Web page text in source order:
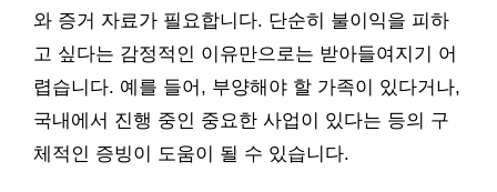
와 증거 자료가 필요합니다. 단순히 불이익을 피하
고 싶다는 감정적인 이유만으로는 받아들여지기 어
렵습니다. 예를 들어, 부양해야 할 가족이 있다거나,
국내에서 진행 중인 중요한 사업이 있다는 등의 구
체적인 증빙이 도움이 될 수 있습니다.